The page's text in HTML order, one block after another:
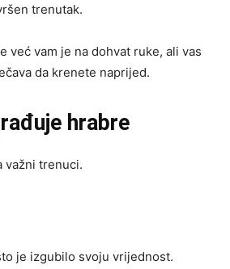
trenutak.
već vam je na dohvat ruke, ali vas
da krenete naprijed.
hrabre
važni trenuci.
je izgubilo svoju vrijednost.